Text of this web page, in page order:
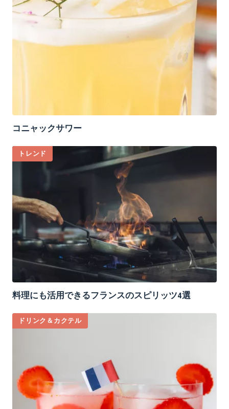
コニャックサワー
トレンド
料理にも活用できるフランスのスピリッツ4選
ドリンク＆カクテル